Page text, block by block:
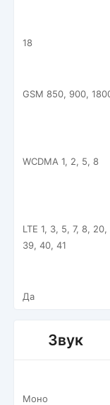
18
GSM 850, 900,
WCDMA 1, 2, 5, 8
LTE 1, 3, 5, 7, 8,
39, 40, 41
Да
Звук
Моно